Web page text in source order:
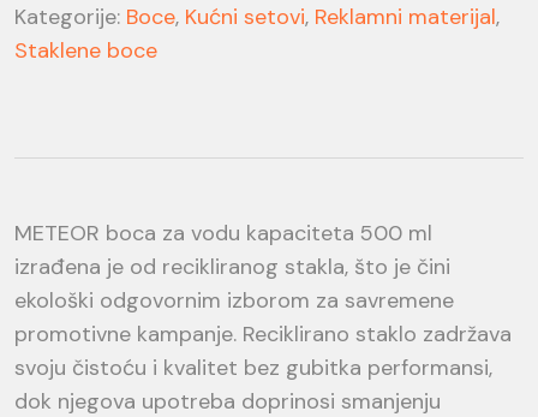
Kategorije: Boce, Kućni setovi, Reklamni materijal,
Staklene boce
METEOR boca za vodu kapaciteta 500 ml
izrađena je od recikliranog stakla, što je čini
ekološki odgovornim izborom za savremene
promotivne kampanje. Reciklirano staklo zadržava
svoju čistoću i kvalitet bez gubitka performansi,
dok njegova upotreba doprinosi smanjenju